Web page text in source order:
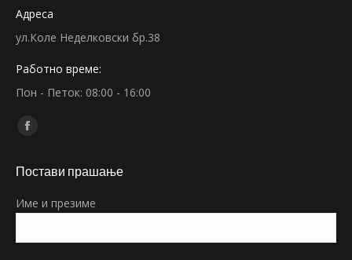
Адреса
ул.Коле Неделковски бр.38
Работно време:
Пон - Петок: 08:00 - 16:00
Find us on:
Facebook
opens
new
Постави прашање
Име и презиме